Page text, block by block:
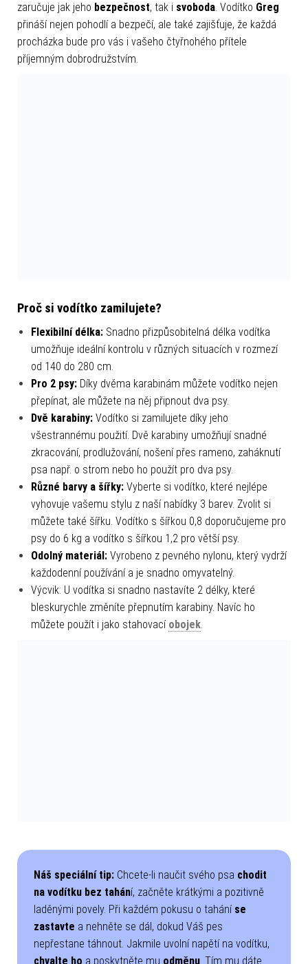
zaručuje jak jeho bezpečnost, tak i svoboda. Vodítko Greg
přináší nejen pohodlí a bezpečí, ale také zajišťuje, že každá
procházka bude pro vás i vašeho čtyřnohého přítele
příjemným dobrodružstvím.
Proč si vodítko zamilujete?
Flexibilní délka: Snadno přizpůsobitelná délka vodítka
umožňuje ideální kontrolu v různých situacích v rozmezí
od 140 do 280 cm.
Pro 2 psy: Díky dvěma karabinám můžete vodítko nejen
přepínat, ale můžete na něj připnout dva psy.
Dvě karabiny: Vodítko si zamilujete díky jeho
všestrannému použití. Dvě karabiny umožňují snadné
zkracování, prodlužování, nošení přes rameno, zaháknutí
psa např. o strom nebo ho použít pro dva psy.
Různé barvy a šířky: Vyberte si vodítko, které nejlépe
vyhovuje vašemu stylu z naší nabídky 3 barev. Zvolit si
můžete také šířku. Vodítko s šířkou 0,8 doporučujeme pro
psy do 6 kg a vodítko s šířkou 1,2 pro větší psy.
Odolný materiál: Vyrobeno z pevného nylonu, který vydrží
každodenní používání a je snadno omyvatelný.
Výcvik: U vodítka si snadno nastavíte 2 délky, které
bleskurychle změníte přepnutím karabiny. Navíc ho
můžete použít i jako stahovací obojek.
Náš speciální tip: Chcete-li naučit svého psa chodit
na vodítku bez tahání, začněte krátkými a pozitivně
laděnými povely. Při každém pokusu o tahání se
zastavte a nehněte se dál, dokud Váš pes
nepřestane táhnout. Jakmile uvolní napětí na vodítku,
chvalte ho a poskytněte mu odměnu . Tím mu dáte